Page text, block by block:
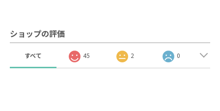
ショップの評価
すべて 45 2 0